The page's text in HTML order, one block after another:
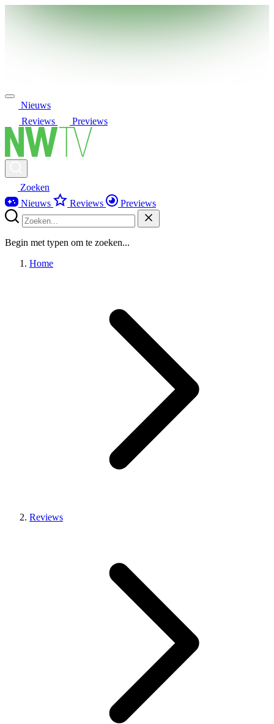
Nieuws
Reviews
Previews
Zoeken
Nieuws
Reviews Previews
Begin met typen om te zoeken...
Home
Reviews